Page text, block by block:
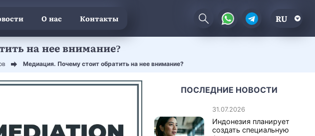
О нас Контакты RU
на нее внимание?
Медиация. Почему стоит обратить на нее внимание?
ПОСЛЕДНИЕ НОВОСТИ
31.07.2026
Индонезия планирует
создать специальную